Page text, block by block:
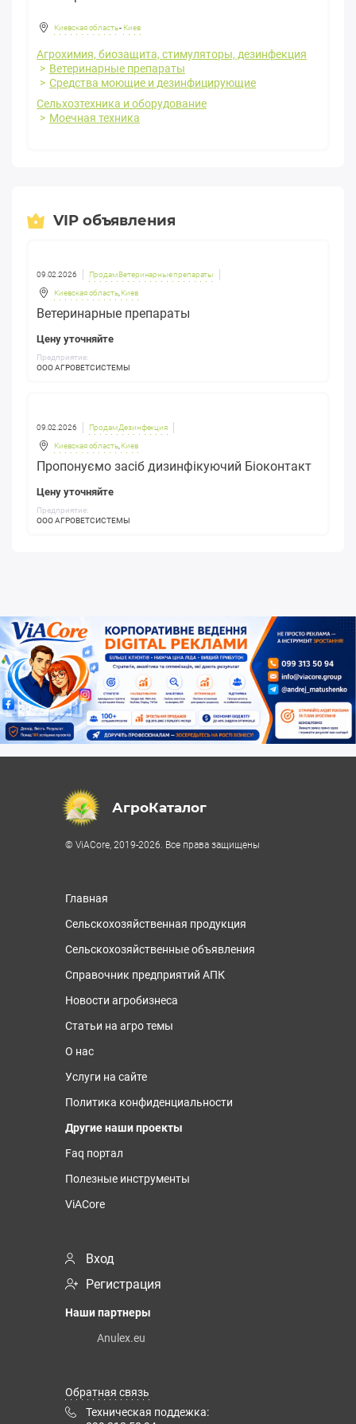
Киевская область- Киев
Агрохимия, биозащита, стимуляторы, дезинфекция
Ветеринарные препараты
Средства моющие и дезинфицирующие
Сельхозтехника и оборудование
Моечная техника
VIP объявления
09.02.2026 Продам Ветеринарные препараты
Киевская область, Киев
Ветеринарные препараты
Цену уточняйте
Предприятие:
ООО АГРОВЕТСИСТЕМЫ
09.02.2026 Продам Дезинфекция
Киевская область, Киев
Пропонуємо засіб дизинфікуючий Біоконтакт
Цену уточняйте
Предприятие:
ООО АГРОВЕТСИСТЕМЫ
АгроКаталог
© ViACore, 2019-2026. Все права защищены
Главная
Сельскохозяйственная продукция
Сельскохозяйственные объявления
Справочник предприятий АПК
Новости агробизнеса
Статьи на агро темы
О нас
Услуги на сайте
Политика конфиденциальности
Другие наши проекты
Faq портал
Полезные инструменты
ViACore
Вход
Регистрация
Наши партнеры
Anulex.eu
Обратная связь
Техническая поддежка: